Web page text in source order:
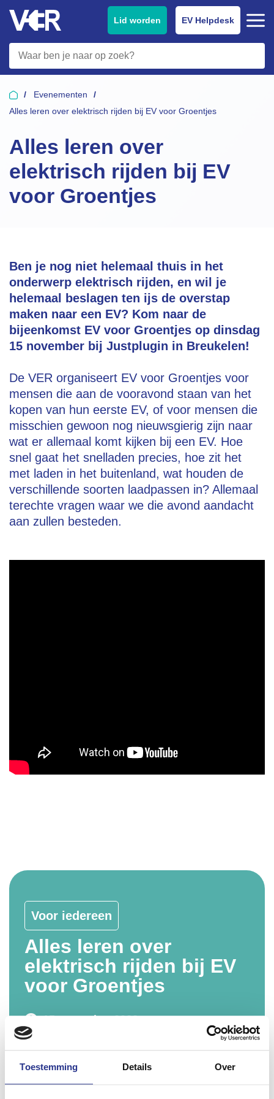
Toestemming Details Over
Lid worden EV Helpdesk
Evenementen
Alles leren over elektrisch rijden bij EV voor Groentjes
Alles leren over
elektrisch rijden bij EV
voor Groentjes
Ben je nog niet helemaal thuis in het
onderwerp elektrisch rijden, en wil je
helemaal beslagen ten ijs de overstap
maken naar een EV? Kom naar de
bijeenkomst EV voor Groentjes op dinsdag
15 november bij Justplugin in Breukelen!
De VER organiseert EV voor Groentjes voor
mensen die aan de vooravond staan van het
kopen van hun eerste EV, of voor mensen die
misschien gewoon nog nieuwsgierig zijn naar
wat er allemaal komt kijken bij een EV. Hoe
snel gaat het snelladen precies, hoe zit het
met laden in het buitenland, wat houden de
verschillende soorten laadpassen in? Allemaal
terechte vragen waar we die avond aandacht
aan zullen besteden.
Voor iedereen
Alles leren over
elektrisch rijden bij EV
voor Groentjes
15 november 2022